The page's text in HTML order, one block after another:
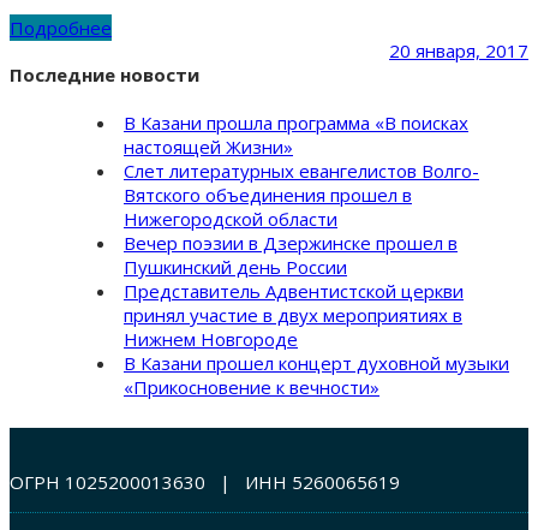
Подробнее
20 января, 2017
Последние новости
В Казани прошла программа «В поисках
настоящей Жизни»
Слет литературных евангелистов Волго-
Вятского объединения прошел в
Нижегородской области
Вечер поэзии в Дзержинске прошел в
Пушкинский день России
Представитель Адвентистской церкви
принял участие в двух мероприятиях в
Нижнем Новгороде
В Казани прошел концерт духовной музыки
«Прикосновение к вечности»
ОГРН 1025200013630 | ИНН 5260065619